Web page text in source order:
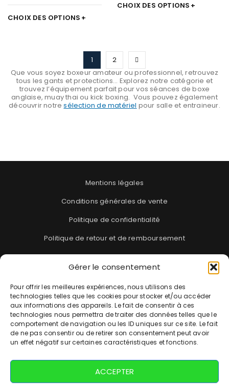
Gérer le consentement
Pour offrir les meilleures expériences, nous utilisons des
technologies telles que les cookies pour stocker et/ou accéder
aux informations des appareils. Le fait de consentir à ces
technologies nous permettra de traiter des données telles que le
comportement de navigation ou les ID uniques sur ce site. Le fait
de ne pas consentir ou de retirer son consentement peut avoir
un effet négatif sur certaines caractéristiques et fonctions.
ACCEPTER
sur 5
CHOIX DES OPTIONS
5
CHOIX DES OPTIONS
1
2
Que vous soyez boxeur amateur ou professionnel, retrouvez
tous les gants et protections… Explorez notre catégorie et
trouvez l’équipement parfait pour vos séances de boxe
anglaise, muay thai ou kick boxing. Vous pouvez également
découvrir notresélection de matériel pour salle et entraineur.
Mentions légales
Conditions générales de vente
Politique de confidentialité
Politique de retour et de remboursement
Blog
FAQ
Suivi de commande
Contact